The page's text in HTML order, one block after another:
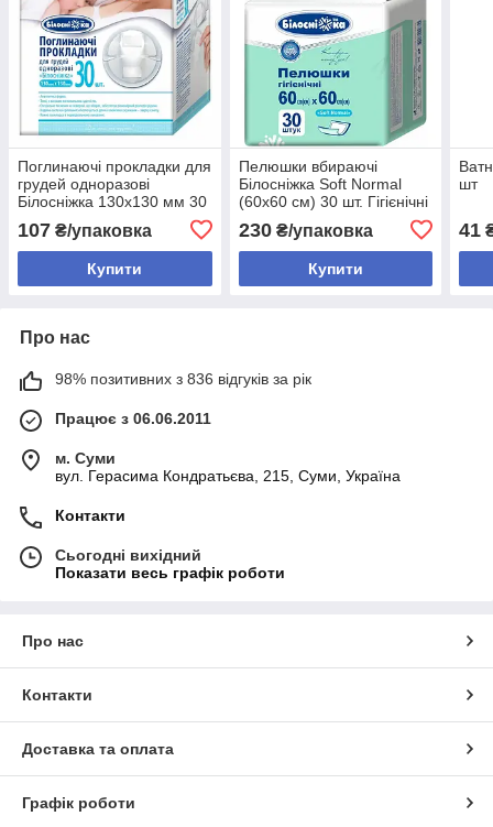
Поглинаючі прокладки для
грудей одноразові
Білосніжка 130х130 мм 30
107 ₴/упаковка
Купити
Пелюшки вбираючі
Білосніжка Soft Normal
(60х60 см) 30 шт. Гігієнічні
одноразові пелюшки для
дорослих та дітей
230₴/упаковка
Купити
шт
41
Про нас
98% позитивних з 836 відгуків за рік
Працює з 06.06.2011
м. Суми
вул. Герасима Кондратьєва, 215, Суми, Україна
Контакти
Сьогодні вихідний
Показати весь графік роботи
Про нас
Контакти
Доставка та оплата
Графік роботи